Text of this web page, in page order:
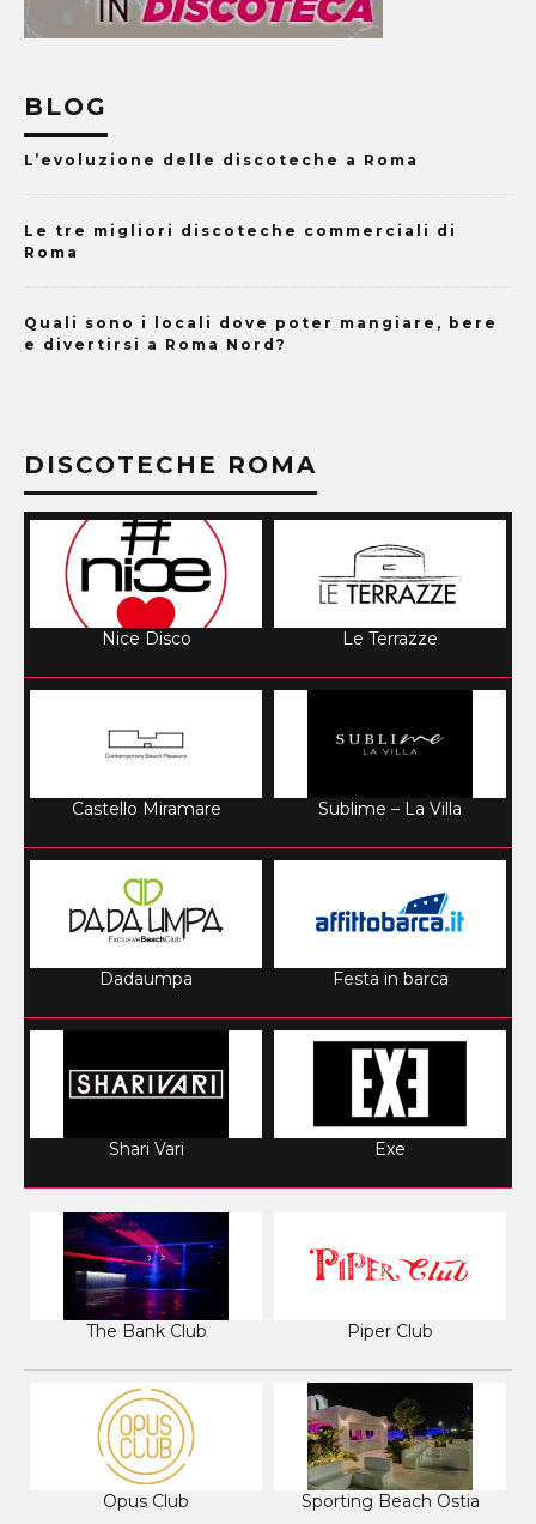
BLOG
L’evoluzione delle discoteche a Roma
Le tre migliori discoteche commerciali di
Roma
Quali sono i locali dove poter mangiare, bere
e divertirsi a Roma Nord?
DISCOTECHE ROMA
Nice Disco Le Terrazze
Castello Miramare Sublime – La Villa
Dadaumpa Festa in barca
Shari Vari Exe
The Bank Club Piper Club
Opus Club Sporting Beach Ostia